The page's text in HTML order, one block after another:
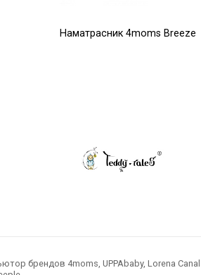
Наматрасник 4moms Breeze
брендов 4moms, UPPAbaby, Lorena